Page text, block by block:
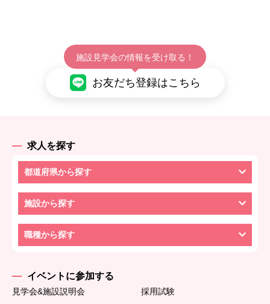
施設見学会の情報を受け取る！
お友だち登録はこちら
求人を探す
都道府県から探す
施設から探す
職種から探す
イベントに参加する
見学会&施設説明会
採用試験